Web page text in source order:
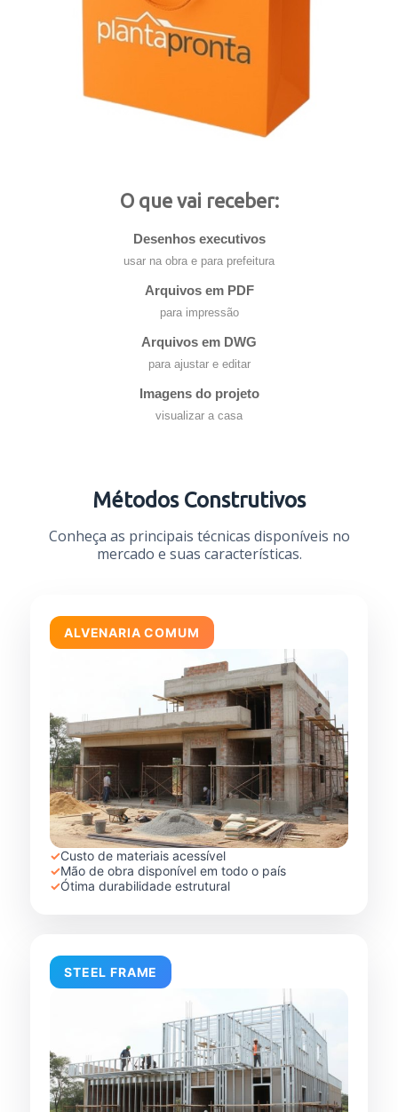
O que vai receber:
Desenhos executivos
usar na obra e para prefeitura
Arquivos em PDF
para impressão
Arquivos em DWG
para ajustar e editar
Imagens do projeto
visualizar a casa
Métodos Construtivos
Conheça as principais técnicas disponíveis no
mercado e suas características.
ALVENARIA COMUM
✓Custo de materiais acessível
✓Mão de obra disponível em todo o país
✓Ótima durabilidade estrutural
STEEL FRAME